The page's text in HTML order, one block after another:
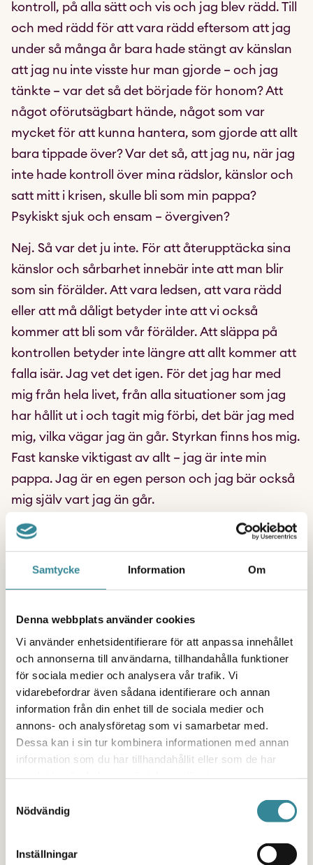
Samtycke Information Om
Denna webbplats använder cookies
Vi använder enhetsidentifierare för att anpassa innehållet
och annonserna till användarna, tillhandahålla funktioner
för sociala medier och analysera vår trafik. Vi
vidarebefordrar även sådana identifierare och annan
information från din enhet till de sociala medier och
annons- och analysföretag som vi samarbetar med.
Dessa kan i sin tur kombinera informationen med annan
information som du har tillhandahållit eller som de har
Nödvändig
Inställningar
kontroll, på alla sätt och vis och jag blev rädd. Till
och med rädd för att vara rädd eftersom att jag
under så många år bara hade stängt av känslan
att jag nu inte visste hur man gjorde – och jag
tänkte – var det så det började för honom? Att
något oförutsägbart hände, något som var
mycket för att kunna hantera, som gjorde att allt
bara tippade över? Var det så, att jag nu, när jag
inte hade kontroll över mina rädslor, känslor och
satt mitt i krisen, skulle bli som min pappa?
Psykiskt sjuk och ensam – övergiven?
Nej. Så var det ju inte. För att återupptäcka sina
känslor och sårbarhet innebär inte att man blir
som sin förälder. Att vara ledsen, att vara rädd
eller att må dåligt betyder inte att vi också
kommer att bli som vår förälder. Att släppa på
kontrollen betyder inte längre att allt kommer att
falla isär. Jag vet det igen. För det jag har med
mig från hela livet, från alla situationer som jag
har hållit ut i och tagit mig förbi, det bär jag med
mig, vilka vägar jag än går. Styrkan finns hos mig.
Fast kanske viktigast av allt – jag är inte min
pappa. Jag är en egen person och jag bär också
mig själv vart jag än går.
Jag förstår om den rädslan har dykt upp för er
också eller om ni känner den just nu. Men vet ni –
ni bär också med er styrkan inom er. Ni har med
er egna erfarenheter, egenskaper, verktyg och
lärdomar. Ni är helt egna individer som kan bryta
gamla mönster, skapa nya och som kan forma ert
egna liv. Du är du och du kan så himla mycket.
Jag tror så stenhårt på att DU kommer att ta dig
igenom det svåra och att du med alla dina
egenskaper kommer att vara en sådan grym
människa på ditt sätt.
Behöver du någon som